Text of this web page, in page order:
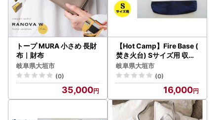
トープ MURA 小さめ 長財
布｜財布
岐阜県大垣市
(0)
35,000
【Hot Camp】Fire Base (
焚き火台) Sサイズ用 収納
リバーシブルバッグ
岐阜県大垣市
(0)
16,000